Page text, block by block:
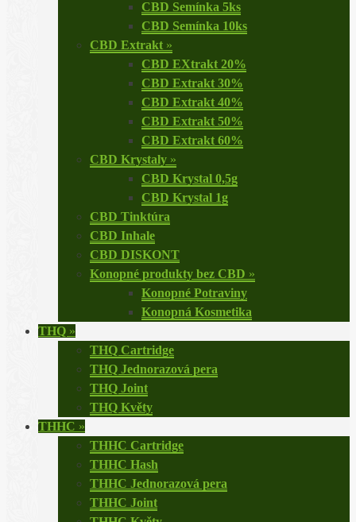
CBD Semínka 5ks
CBD Semínka 10ks
CBD Extrakt »
CBD EXtrakt 20%
CBD Extrakt 30%
CBD Extrakt 40%
CBD Extrakt 50%
CBD Extrakt 60%
CBD Krystaly »
CBD Krystal 0,5g
CBD Krystal 1g
CBD Tinktúra
CBD Inhale
CBD DISKONT
Konopné produkty bez CBD »
Konopné Potraviny
Konopná Kosmetika
THQ »
THQ Cartridge
THQ Jednorazová pera
THQ Joint
THQ Květy
THHC »
THHC Cartridge
THHC Hash
THHC Jednorazová pera
THHC Joint